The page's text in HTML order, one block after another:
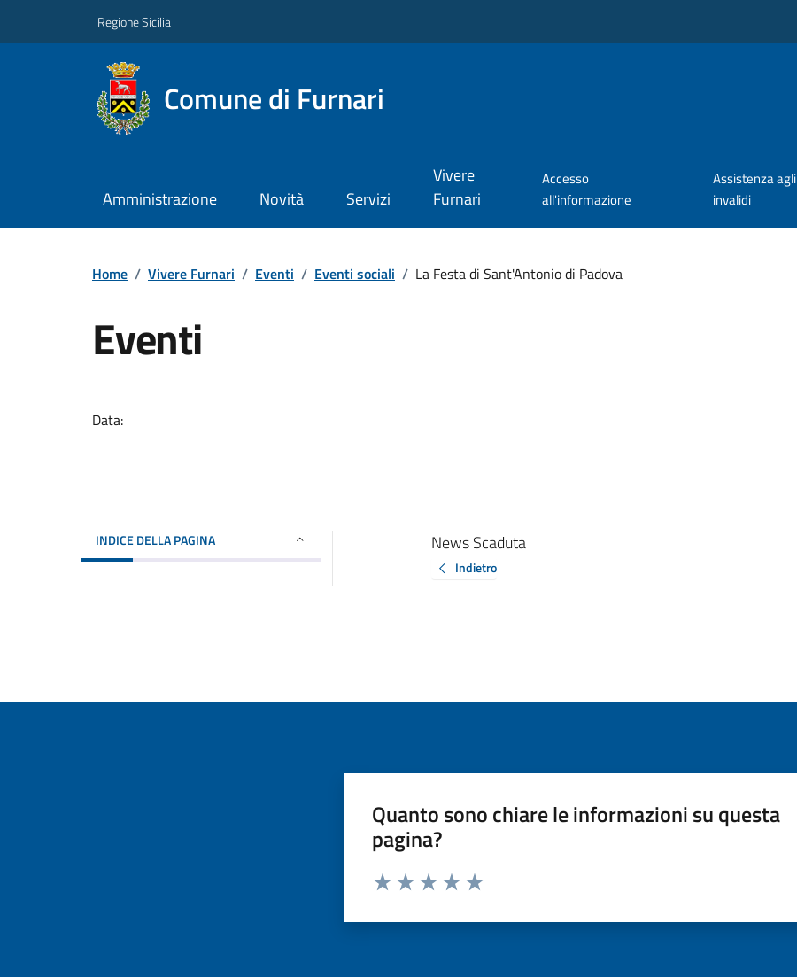
Regione Sicilia
Comune di Furnari
Amministrazione Novità Servizi
Vivere
Furnari
Accesso
all'informazione
Assistenza agli
invalidi
Home / Vivere Furnari / Eventi / Eventi sociali / La Festa di Sant'Antonio di Padova
Eventi
Data:
INDICE DELLA PAGINA News Scaduta
Indietro
Quanto sono chiare le informazioni su questa
pagina?
Valuta da 1 a 5 stelle la pagina